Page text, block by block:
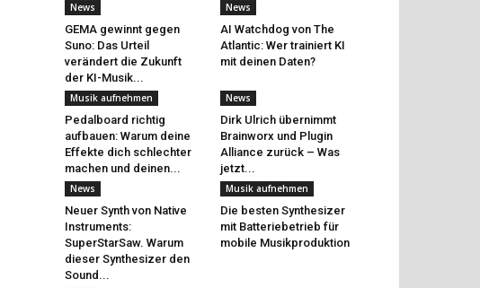
News
GEMA gewinnt gegen
Suno: Das Urteil
verändert die Zukunft
der KI-Musik...
News
AI Watchdog von The
Atlantic: Wer trainiert KI
mit deinen Daten?
Musik aufnehmen
Pedalboard richtig
aufbauen: Warum deine
Effekte dich schlechter
machen und deinen...
News
Dirk Ulrich übernimmt
Brainworx und Plugin
Alliance zurück – Was
jetzt...
News
Neuer Synth von Native
Instruments:
SuperStarSaw. Warum
dieser Synthesizer den
Sound...
Musik aufnehmen
Die besten Synthesizer
mit Batteriebetrieb für
mobile Musikproduktion